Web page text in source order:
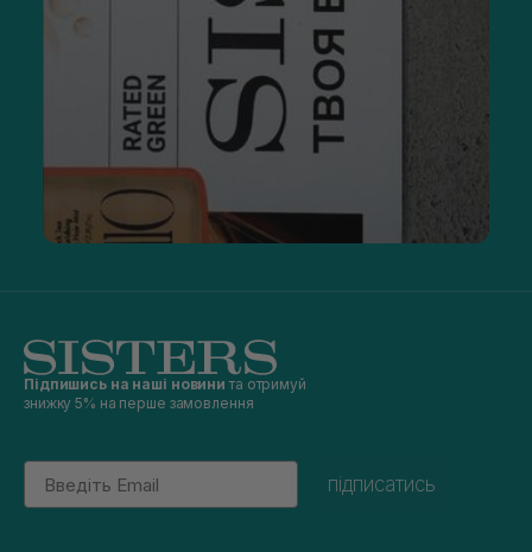
Підпишись на наші новини та отримуй
знижку 5% на перше замовлення
Email
підписатись